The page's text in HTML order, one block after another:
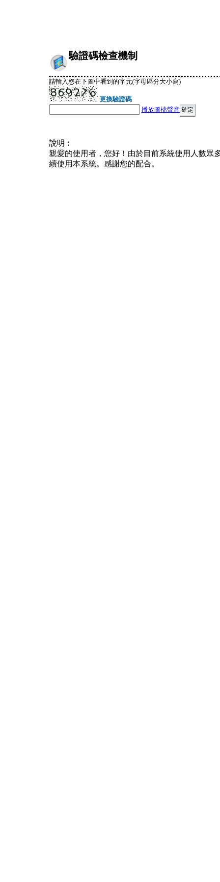
驗證碼檢查機制
請輸入您在下圖中看到的字元(字母區分大小寫)
更換驗證碼
播放圖檔聲音
說明︰
親愛的使用者，您好！由於目前系統使用人數眾
續使用本系統。感謝您的配合。